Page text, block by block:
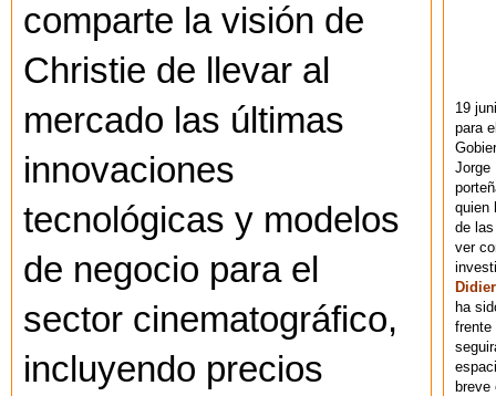
comparte la visión de
Christie de llevar al
mercado las últimas
innovaciones
tecnológicas y modelos
de negocio para el
sector cinematográfico,
incluyendo precios
19
para
Jorge
quien
de
ver
Didier
ha
frente
breve